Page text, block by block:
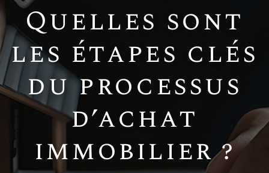
Quelles sont
les étapes clés
du processus
d’achat
immobilier ?